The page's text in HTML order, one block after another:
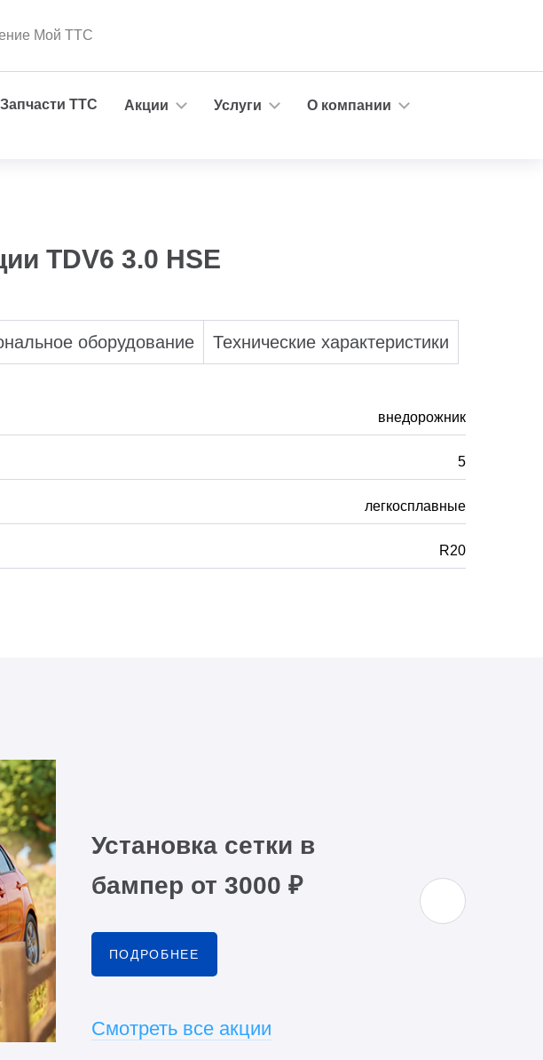
Мой ТТС
Запчасти ТТС Акции Услуги
О компании
TDV6 3.0 HSE
оборудование Технические характеристики
внедорожник
5
легкосплавные
R20
Установка сетки в
бампер от 3000 ₽
ПОДРОБНЕЕ
Смотреть все акции